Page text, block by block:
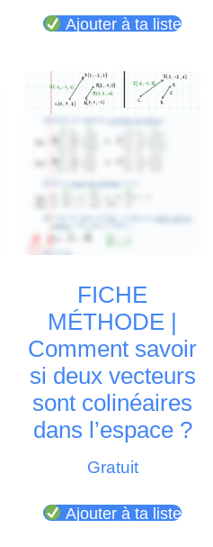
Ajouter à ta liste
FICHE
MÉTHODE |
Comment savoir
si deux vecteurs
sont colinéaires
dans l’espace ?
Gratuit
Ajouter à ta liste